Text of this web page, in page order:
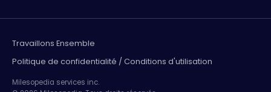
Travaillons Ensemble
Politique de confidentialité / Conditions d'utilisation
Milesopedia services inc.